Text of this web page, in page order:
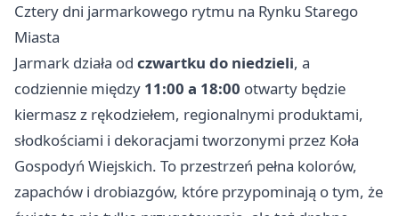
Cztery dni jarmarkowego rytmu na Rynku Starego
Miasta
Jarmark działa od czwartku do niedzieli, a
codziennie między 11:00 a 18:00 otwarty będzie
kiermasz z rękodziełem, regionalnymi produktami,
słodkościami i dekoracjami tworzonymi przez Koła
Gospodyń Wiejskich. To przestrzeń pełna kolorów,
zapachów i drobiazgów, które przypominają o tym, że